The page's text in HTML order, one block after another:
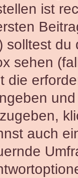
ist
solltest
sehen
die
auch